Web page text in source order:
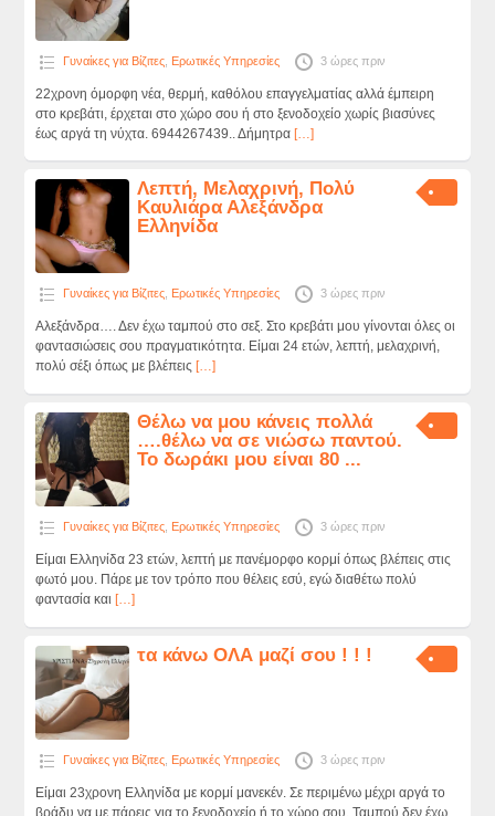
Γυναίκες για Βίζιτες, Ερωτικές Υπηρεσίες 3 ώρες πριν
22χρονη όμορφη νέα, θερμή, καθόλου επαγγελματίας αλλά έμπειρη
στο κρεβάτι, έρχεται στο χώρο σου ή στο ξενοδοχείο χωρίς βιασύνες
έως αργά τη νύχτα. 6944267439.. Δήμητρα […]
Λεπτή, Μελαχρινή, Πολύ
Καυλιάρα Αλεξάνδρα
Ελληνίδα
Γυναίκες για Βίζιτες, Ερωτικές Υπηρεσίες 3 ώρες πριν
Αλεξάνδρα…. Δεν έχω ταμπού στο σεξ. Στο κρεβάτι μου γίνονται όλες οι
φαντασιώσεις σου πραγματικότητα. Είμαι 24 ετών, λεπτή, μελαχρινή,
πολύ σέξι όπως με βλέπεις […]
Θέλω να μου κάνεις πολλά
….θέλω να σε νιώσω παντού.
Το δωράκι μου είναι 80 ...
Γυναίκες για Βίζιτες, Ερωτικές Υπηρεσίες 3 ώρες πριν
Είμαι Ελληνίδα 23 ετών, λεπτή με πανέμορφο κορμί όπως βλέπεις στις
φωτό μου. Πάρε με τον τρόπο που θέλεις εσύ, εγώ διαθέτω πολύ
φαντασία και […]
τα κάνω ΟΛΑ μαζί σου ! ! !
Γυναίκες για Βίζιτες, Ερωτικές Υπηρεσίες 3 ώρες πριν
Είμαι 23χρονη Ελληνίδα με κορμί μανεκέν. Σε περιμένω μέχρι αργά το
βράδυ να με πάρεις για το ξενοδοχείο ή το χώρο σου. Ταμπού δεν έχω